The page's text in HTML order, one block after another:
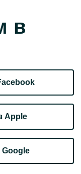
в
Apple
Google